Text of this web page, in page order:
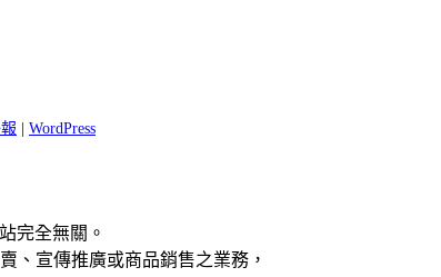
WordPress
完全無關。
、宣傳推廣或商品銷售之業務，